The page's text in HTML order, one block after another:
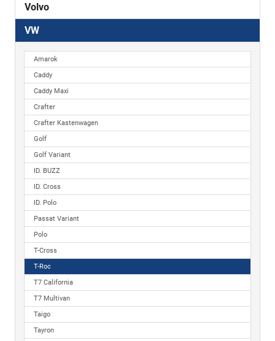
Volvo
VW
Amarok
Caddy
Caddy Maxi
Crafter
Crafter Kastenwagen
Golf
Golf Variant
ID. BUZZ
ID. Cross
ID. Polo
Passat Variant
Polo
T-Cross
T-Roc
T7 California
T7 Multivan
Taigo
Tayron